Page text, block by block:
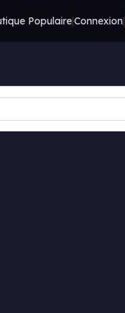
Populaire|Connexion|